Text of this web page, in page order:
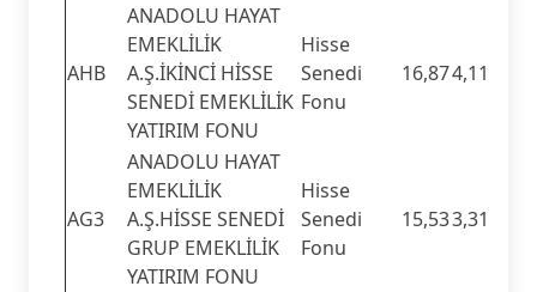
AHB
ANADOLU HAYAT
EMEKLİLİK
A.Ş.İKİNCİ HİSSE
SENEDİ EMEKLİLİK
YATIRIM FONU
Hisse
Senedi
Fonu
16,874,11
AG3
ANADOLU HAYAT
EMEKLİLİK
A.Ş.HİSSE SENEDİ
GRUP EMEKLİLİK
YATIRIM FONU
Hisse
Senedi
Fonu
15,533,31